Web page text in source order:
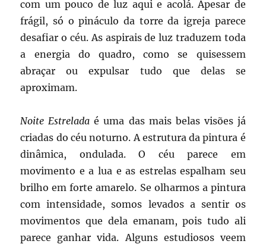
com um pouco de luz aqui e acolá. Apesar de
frágil, só o pináculo da torre da igreja parece
desafiar o céu. As aspirais de luz traduzem toda
a energia do quadro, como se quisessem
abraçar ou expulsar tudo que delas se
aproximam.
Noite Estrelada é uma das mais belas visões já
criadas do céu noturno. A estrutura da pintura é
dinâmica, ondulada. O céu parece em
movimento e a lua e as estrelas espalham seu
brilho em forte amarelo. Se olharmos a pintura
com intensidade, somos levados a sentir os
movimentos que dela emanam, pois tudo ali
parece ganhar vida. Alguns estudiosos veem